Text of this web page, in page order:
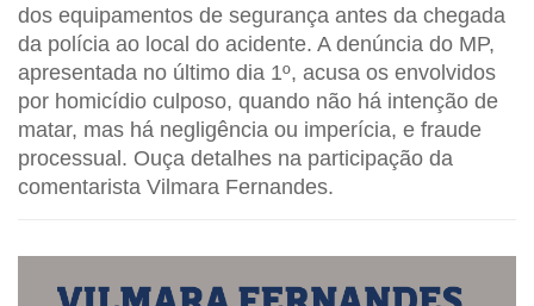
dos equipamentos de segurança antes da chegada
da polícia ao local do acidente. A denúncia do MP,
apresentada no último dia 1º, acusa os envolvidos
por homicídio culposo, quando não há intenção de
matar, mas há negligência ou imperícia, e fraude
processual. Ouça detalhes na participação da
comentarista Vilmara Fernandes.